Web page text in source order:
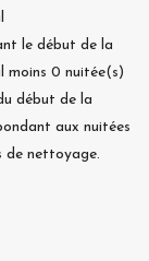
le début de la
moins 0 nuitée(s)
début de la
aux nuitées
de nettoyage.